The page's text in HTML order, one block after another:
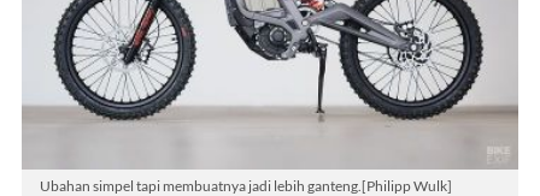
Ubahan simpel tapi membuatnya jadi lebih ganteng.[Philipp Wulk]